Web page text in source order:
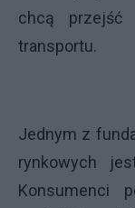
chcą przejść
transportu.
Jednym z
rynkowych
Konsumenci